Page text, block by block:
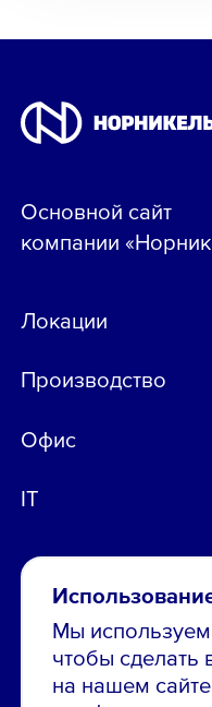
Мы
чтобы
на нашем
Остались
Основной сайт
компании
Локации
Производство
Офис
IT